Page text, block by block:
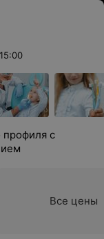
профиля с
Все цены